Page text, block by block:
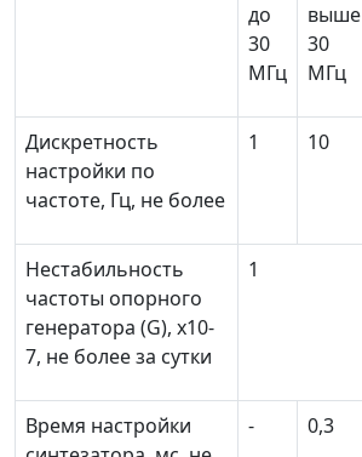
до
30
МГц
выше
30
МГц
Дискретность
настройки по
частоте, Гц, не более
1 10
Нестабильность
частоты опорного
генератора (G), х10-
7, не более за сутки
1
Время настройки
- 0,3